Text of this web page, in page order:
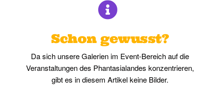
Schon gewusst?
Da sich unsere Galerien im Event-Bereich auf die
Veranstaltungen des Phantasialandes konzentrieren,
gibt es in diesem Artikel keine Bilder.